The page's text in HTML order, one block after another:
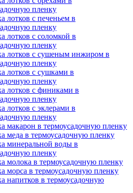
пленку
лотков с печеньем в
пленку
лотков с соломкой в
пленку
лотков с сушеным инжиром в
пленку
лотков с сушками в
пленку
лотков с финиками в
пленку
лотков с эклерами в
пленку
макарон в термоусадочную пленку
меда в термоусадочную пленку
минеральной воды в
пленку
молока в термоусадочную пленку
морса в термоусадочную пленку
напитков в термоусадочную